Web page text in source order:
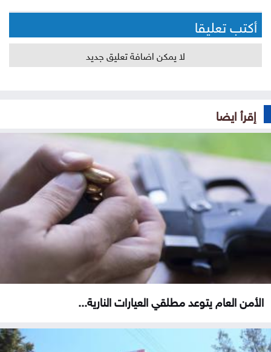
أكتب تعليقا
لا يمكن اضافة تعليق جديد
إقرأ ايضا
الأمن العام يتوعد مطلقي العيارات النارية...